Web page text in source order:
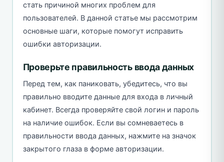
стать причиной многих проблем для
пользователей. В данной статье мы рассмотрим
основные шаги, которые помогут исправить
ошибки авторизации.
Проверьте правильность ввода данных
Перед тем, как паниковать, убедитесь, что вы
правильно вводите данные для входа в личный
кабинет. Всегда проверяйте свой логин и пароль
на наличие ошибок. Если вы сомневаетесь в
правильности ввода данных, нажмите на значок
закрытого глаза в форме авторизации.